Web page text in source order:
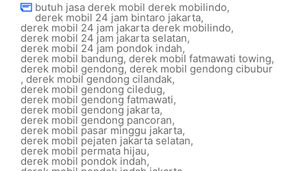
butuh jasa derek mobil derek mobilindo,
derek mobil 24 jam bintaro jakarta,
derek mobil 24 jam jakarta derek mobilindo,
derek mobil 24 jam jakarta selatan,
derek mobil 24 jam pondok indah,
derek mobil bandung, derek mobil fatmawati towing,
derek mobil gendong, derek mobil gendong cibubur
, derek mobil gendong cilandak,
derek mobil gendong ciledug,
derek mobil gendong fatmawati,
derek mobil gendong jakarta,
derek mobil gendong pancoran,
derek mobil pasar minggu jakarta,
derek mobil pejaten jakarta selatan,
derek mobil permata hijau,
derek mobil pondok indah,